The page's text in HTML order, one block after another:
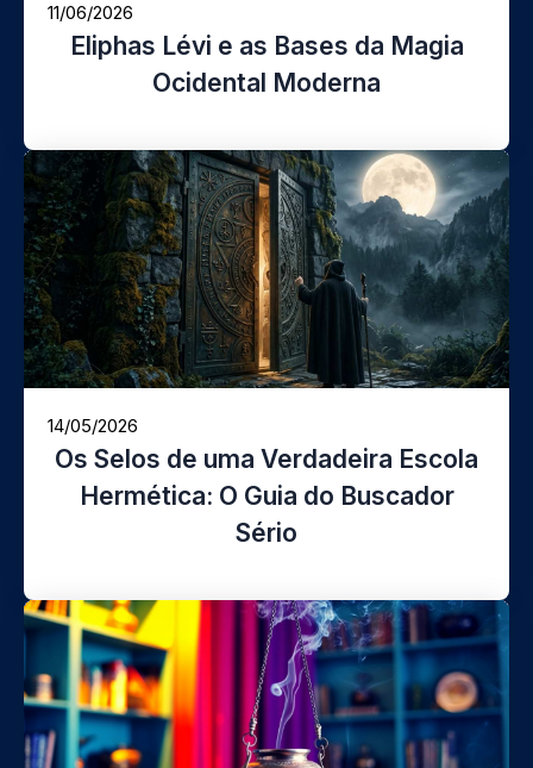
11/06/2026
Eliphas Lévi e as Bases da Magia
Ocidental Moderna
14/05/2026
Os Selos de uma Verdadeira Escola
Hermética: O Guia do Buscador
Sério